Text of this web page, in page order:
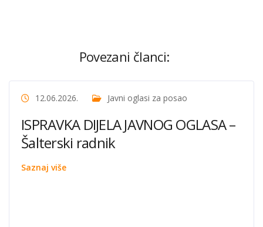
Povezani članci:
12.06.2026. Javni oglasi za posao
ISPRAVKA DIJELA JAVNOG OGLASA –
Šalterski radnik
Saznaj više